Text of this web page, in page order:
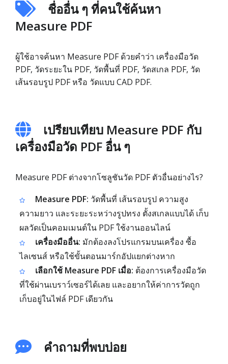
ชื่ออื่น ๆ ที่คนใช้ค้นหา
Measure PDF
ผู้ใช้อาจค้นหา Measure PDF ด้วยคำว่า เครื่องมือวัด
PDF, วัดระยะใน PDF, วัดพื้นที่ PDF, วัดสเกล PDF, วัด
เส้นรอบรูป PDF หรือ วัดแบบ CAD PDF.
เปรียบเทียบ Measure PDF กับ
เครื่องมือวัด PDF อื่น ๆ
Measure PDF ต่างจากโซลูชันวัด PDF ตัวอื่นอย่างไร?
Measure PDF: วัดพื้นที่ เส้นรอบรูป ความสูง
ความยาว และระยะระหว่างรูปทรง ตั้งสเกลแบบได้ เก็บ
ผลวัดเป็นคอมเมนต์ใน PDF ใช้งานออนไลน์
เครื่องมืออื่น: มักต้องลงโปรแกรมบนเครื่อง ซื้อ
ไลเซนส์ หรือใช้ขั้นตอนมาร์กอัปแยกต่างหาก
เลือกใช้ Measure PDF เมื่อ: ต้องการเครื่องมือวัด
ที่ใช้ผ่านเบราว์เซอร์ได้เลย และอยากให้ค่าการวัดถูก
เก็บอยู่ในไฟล์ PDF เดียวกัน
คำถามที่พบบ่อย